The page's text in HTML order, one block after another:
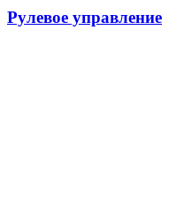
Рулевое управление